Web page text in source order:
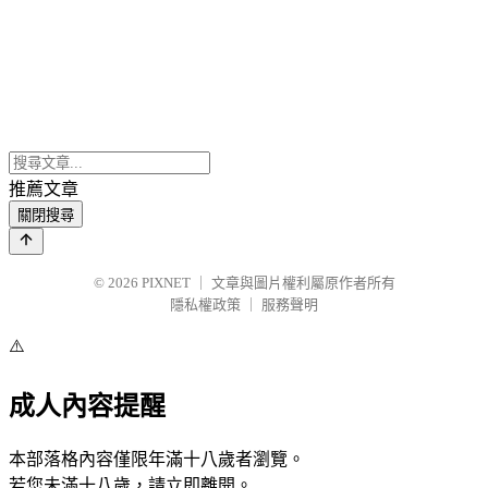
推薦文章
關閉搜尋
© 2026 PIXNET
文章與圖片權利屬原作者所有
隱私權政策
服務聲明
⚠️
成人內容提醒
本部落格內容僅限年滿十八歲者瀏覽。